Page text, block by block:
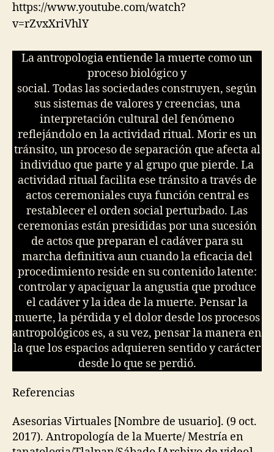
https://www.youtube.com/watch?
v=rZvxXriVhlY
La antropologia entiende la muerte como un
proceso biológico y
social. Todas las sociedades construyen, según
sus sistemas de valores y creencias, una
interpretación cultural del fenómeno
reflejándolo en la actividad ritual. Morir es un
tránsito, un proceso de separación que afecta al
individuo que parte y al grupo que pierde. La
actividad ritual facilita ese tránsito a través de
actos ceremoniales cuya función central es
restablecer el orden social perturbado. Las
ceremonias están presididas por una sucesión
de actos que preparan el cadáver para su
marcha definitiva aun cuando la eficacia del
procedimiento reside en su contenido latente:
controlar y apaciguar la angustia que produce
el cadáver y la idea de la muerte. Pensar la
muerte, la pérdida y el dolor desde los procesos
antropológicos es, a su vez, pensar la manera en
la que los espacios adquieren sentido y carácter
desde lo que se perdió.
Referencias
Asesorias Virtuales [Nombre de usuario]. (9 oct.
2017). Antropología de la Muerte/ Mestría en